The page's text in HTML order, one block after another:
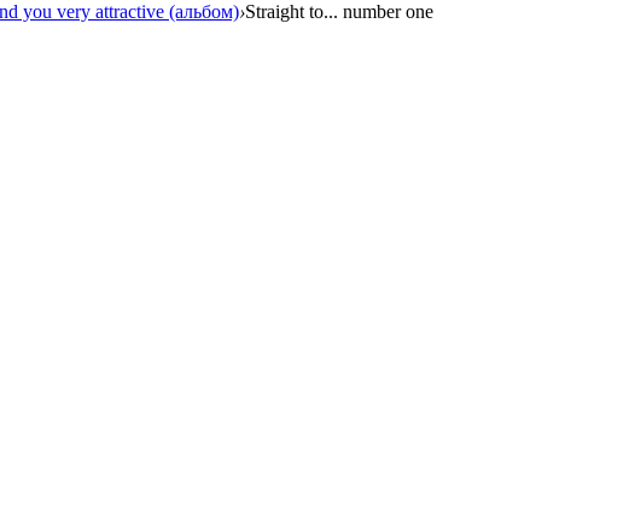
you very attractive (альбом)›Straight to... number one